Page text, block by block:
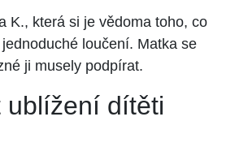
K., která si je vědoma toho, co
loučení. Matka se
ji musely podpírat.
ublížení dítěti